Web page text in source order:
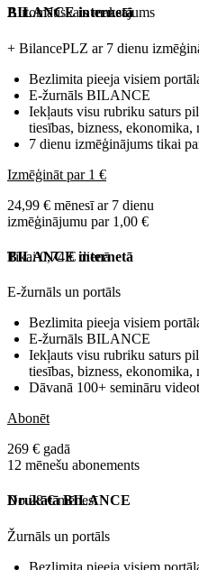
Automātiskais maksājums
BILANCE internetā
+ BilancePLZ ar 7 dienu
Bezlimita pieeja visiem
E-žurnāls BILANCE
Iekļauts visu rubriku saturs
tiesības, bizness,
7 dienu izmēģinājums tikai
Izmēģināt par 1 €
24,99 € mēnesī ar 7 dienu
izmēģinājumu par 1,00 €
Tikai 0,74 € dienā
BILANCE internetā
E-žurnāls un portāls
Bezlimita pieeja visiem
E-žurnāls BILANCE
Iekļauts visu rubriku saturs
tiesības, bizness,
Dāvanā 100+ semināru
Abonēt
269 € gadā
12 mēnešu abonements
No 28 € mēnesī
Drukātā BILANCE
Žurnāls un portāls
Bezlimita pieeja visiem